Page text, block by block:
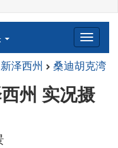
新泽西州 桑迪胡克湾
州 实况摄